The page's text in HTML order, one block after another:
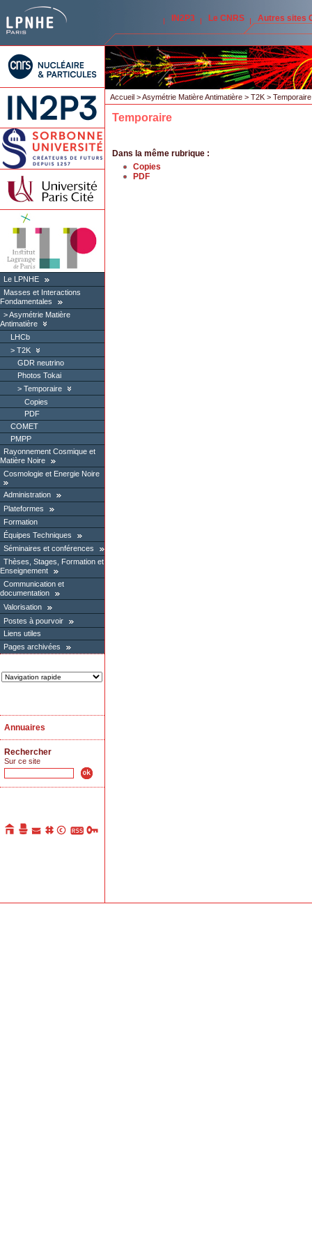
IN2P3 Le CNRS Autres sites
Le LPNHE
Masses et Interactions
Fondamentales
Asymétrie Matière
Antimatière
LHCb
T2K
GDR neutrino
Photos Tokai
Temporaire
Copies
PDF
COMET
PMPP
Rayonnement Cosmique et
Matière Noire
Cosmologie et Energie Noire
Administration
Plateformes
Formation
Équipes Techniques
Séminaires et conférences
Thèses, Stages, Formation et
Enseignement
Communication et
documentation
Valorisation
Postes à pourvoir
Liens utiles
Pages archivées
Annuaires
Rechercher
Sur ce site
Accueil >Asymétrie Matière Antimatière > T2K > Temporaire
Temporaire
Dans la même rubrique :
Copies
PDF